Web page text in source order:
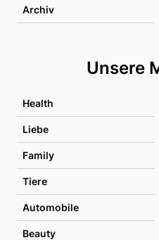
Archiv
Unsere
Health
Liebe
Family
Tiere
Automobile
Beauty